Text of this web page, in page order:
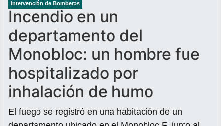
Intervención de Bomberos
Incendio en un
departamento del
Monobloc: un hombre fue
hospitalizado por
inhalación de humo
El fuego se registró en una habitación de un